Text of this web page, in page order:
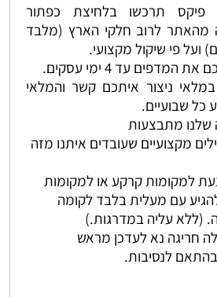
פיקס תרכשו בלחיצת כפתור
מהאתר לרוב חלקי הארץ (מלבד
ועל פי שיקול מקצועי.
עד 4 ימי עסקים.
ניצור איתכם קשר והמלאי
כל שבועיים.
שלנו מתבצעות
מקצועיים שעובדים איתנו מזה
למקומות קרקע או למקומות
עם מעלית בלבד לקומה
(ללא עליה במדרגות.)
חריגה נא לעדכן מראש
לנסיבות.